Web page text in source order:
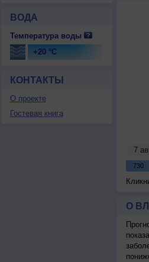
ВОДА
Температура воды
+20 °C
КОНТАКТЫ
О проекте
Гостевая книга
О